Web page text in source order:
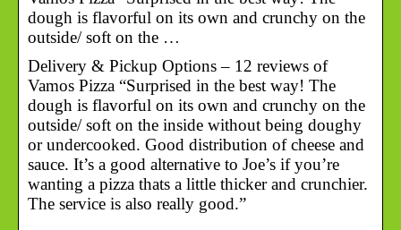
dough is flavorful on its own and crunchy on the
outside/ soft on the …
Delivery & Pickup Options – 12 reviews of
Vamos Pizza “Surprised in the best way! The
dough is flavorful on its own and crunchy on the
outside/ soft on the inside without being doughy
or undercooked. Good distribution of cheese and
sauce. It’s a good alternative to Joe’s if you’re
wanting a pizza thats a little thicker and crunchier.
The service is also really good.”